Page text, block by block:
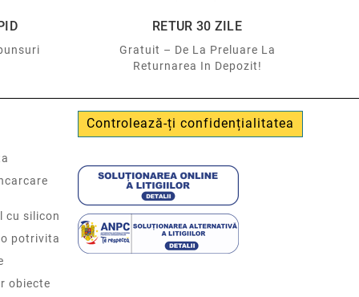
RETUR 30 ZILE
Gratuit – De La Preluare La
Returnarea In Depozit!
cu silicon
potrivita
obiecte
Controlează-ți confidențialitatea